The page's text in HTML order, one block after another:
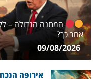
המתנה הגדולה –
אחר כך?
אירופה